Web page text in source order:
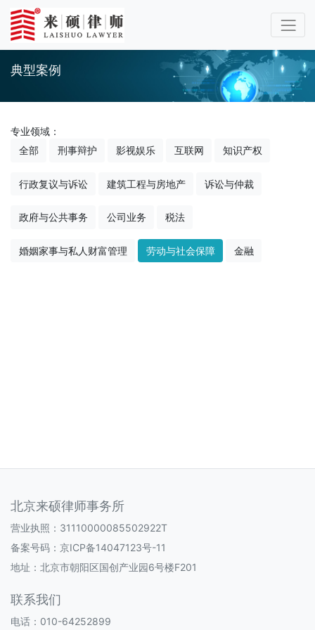
典型案例
专业领域：
全部
刑事辩护 影视娱乐 互联网 知识产权
行政复议与诉讼 建筑工程与房地产 诉讼与仲裁
政府与公共事务 公司业务 税法
婚姻家事与私人财富管理 劳动与社会保障 金融
北京来硕律师事务所
营业执照：31110000085502922T
备案号码： 京ICP备14047123号-11
地址：北京市朝阳区国创产业园6号楼F201
联系我们
电话：010-64252899